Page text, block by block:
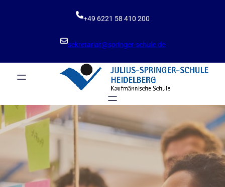
+49 6221 58 410 200
sekretariat@springer-schule.de